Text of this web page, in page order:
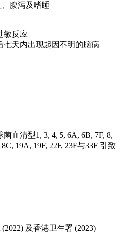
腹泻及嗜睡
敏反应
七天内出现起因不明的脑病
血清型1, 3, 4, 5, 6A, 6B, 7F, 8,
19A, 19F, 22F, 23F与33F 引致
及香港卫生署 (2023)